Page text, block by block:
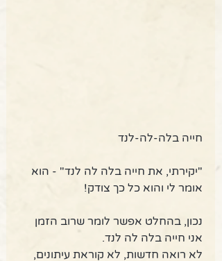
חייה בלה-לה-לנד
"יקירתי, את חייה בלה לה לנד" - הוא
אומר לי והוא כל כך צודק!
נכון, בהחלט אפשר לומר שרוב הזמן
אני חייה בלה לה לנד.
לא רואה חדשות, לא קוראת עיתונים,